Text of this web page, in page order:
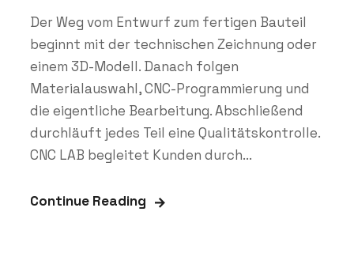
Der Weg vom Entwurf zum fertigen Bauteil
beginnt mit der technischen Zeichnung oder
einem 3D-Modell. Danach folgen
Materialauswahl, CNC-Programmierung und
die eigentliche Bearbeitung. Abschließend
durchläuft jedes Teil eine Qualitätskontrolle.
CNC LAB begleitet Kunden durch...
Continue Reading